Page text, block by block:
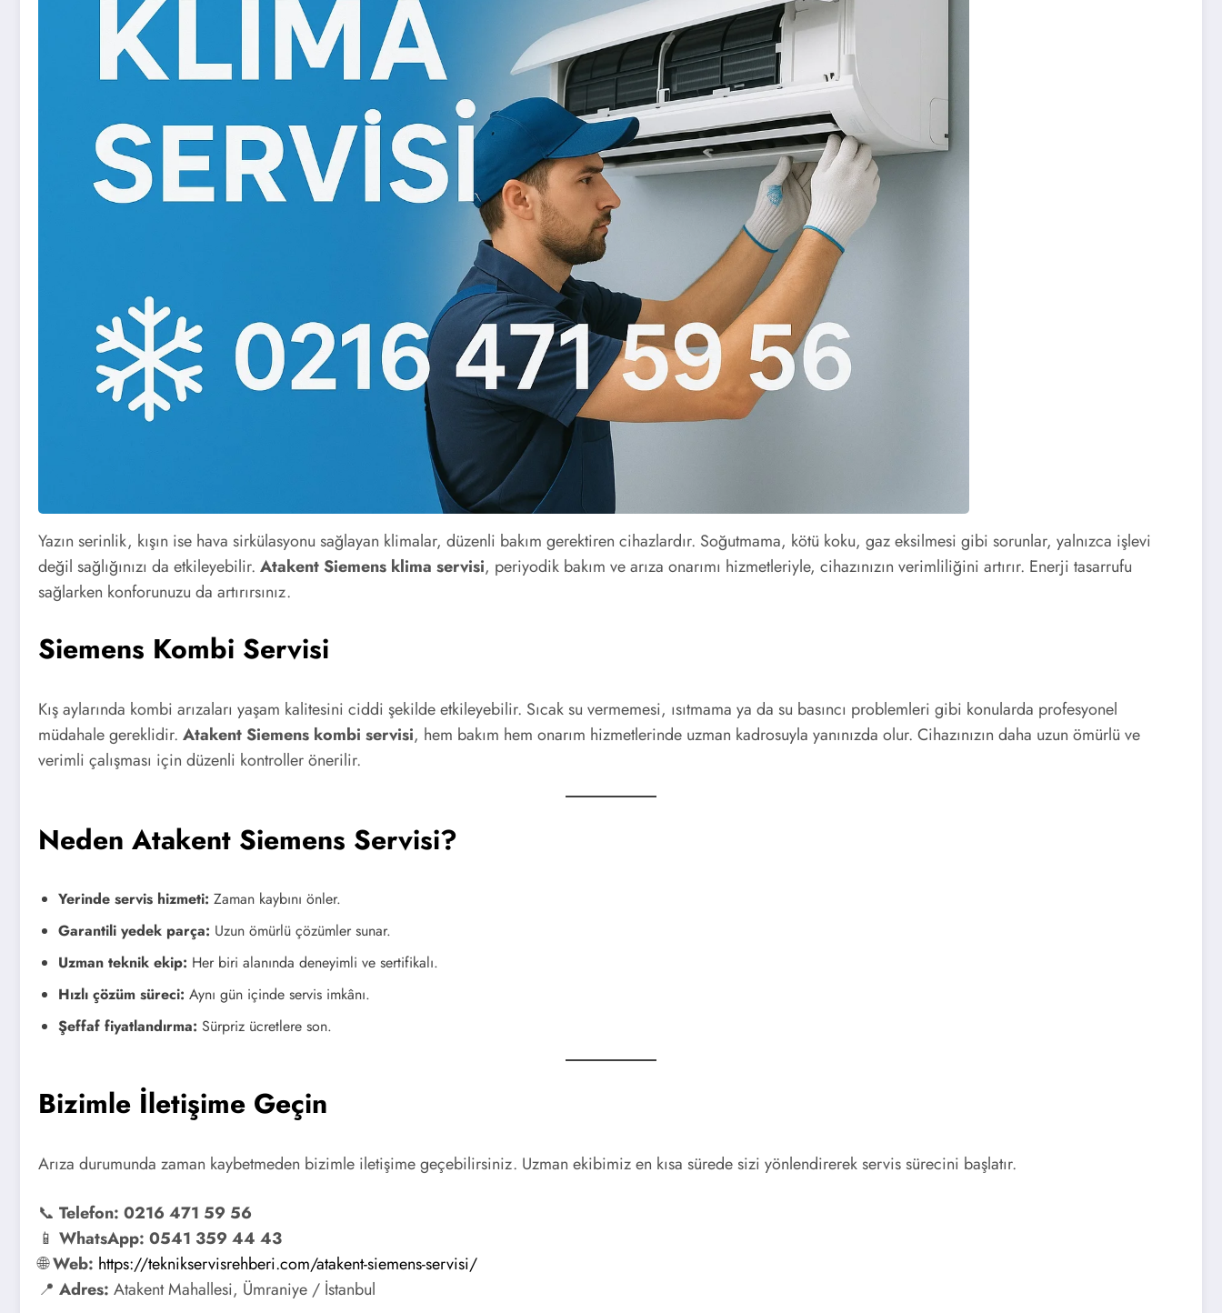
Yazın serinlik, kışın ise hava sirkülasyonu sağlayan klimalar, düzenli bakım gerektiren cihazlardır. Soğutmama, kötü koku, gaz eksilmesi gibi sorunlar, yalnızca işlevi
değil sağlığınızı da etkileyebilir. Atakent Siemens klima servisi, periyodik bakım ve arıza onarımı hizmetleriyle, cihazınızın verimliliğini artırır. Enerji tasarrufu
sağlarken konforunuzu da artırırsınız.
Siemens Kombi Servisi
Kış aylarında kombi arızaları yaşam kalitesini ciddi şekilde etkileyebilir. Sıcak su vermemesi, ısıtmama ya da su basıncı problemleri gibi konularda profesyonel
müdahale gereklidir. Atakent Siemens kombi servisi, hem bakım hem onarım hizmetlerinde uzman kadrosuyla yanınızda olur. Cihazınızın daha uzun ömürlü ve
verimli çalışması için düzenli kontroller önerilir.
Neden Atakent Siemens Servisi?
Yerinde servis hizmeti: Zaman kaybını önler.
Garantili yedek parça: Uzun ömürlü çözümler sunar.
Uzman teknik ekip: Her biri alanında deneyimli ve sertifikalı.
Hızlı çözüm süreci: Aynı gün içinde servis imkânı.
Şeffaf fiyatlandırma: Sürpriz ücretlere son.
Bizimle İletişime Geçin
Arıza durumunda zaman kaybetmeden bizimle iletişime geçebilirsiniz. Uzman ekibimiz en kısa sürede sizi yönlendirerek servis sürecini başlatır.
📞 Telefon: 0216 471 59 56
📱 WhatsApp: 0541 359 44 43
🌐Web: https://teknikservisrehberi.com/atakent-siemens-servisi/
📍 Adres: Atakent Mahallesi, Ümraniye / İstanbul